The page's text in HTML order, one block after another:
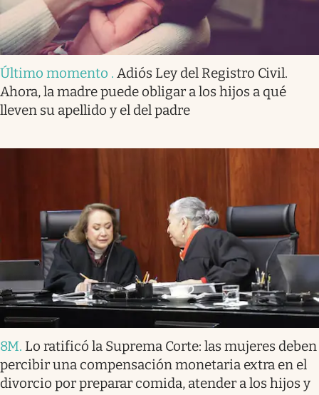
Último momento . Adiós Ley del Registro Civil.
Ahora, la madre puede obligar a los hijos a qué
lleven su apellido y el del padre
8M. Lo ratificó la Suprema Corte: las mujeres deben
percibir una compensación monetaria extra en el
divorcio por preparar comida, atender a los hijos y